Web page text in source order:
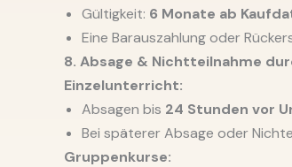
Gültigkeit: 6 Monate ab
Eine Barauszahlung oder
8. Absage & Nichtteilnahme
Einzelunterricht:
Absagen bis 24 Stunden vor
Bei späterer Absage oder
Gruppenkurse: